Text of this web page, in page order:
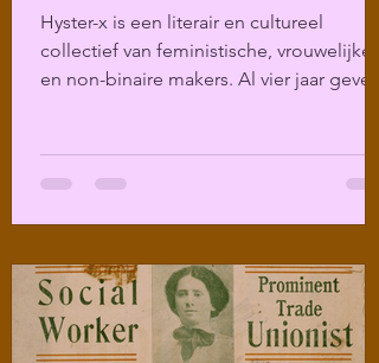
Hyster-x is een literair en cultureel
collectief van feministische, vrouwelijke
en non-binaire makers. Al vier jaar geven